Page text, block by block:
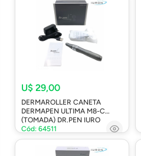
U$ 29,00
DERMAROLLER CANETA
DERMAPEN ULTIMA M8-C
(TOMADA) DR.PEN IURO
Cód: 64511